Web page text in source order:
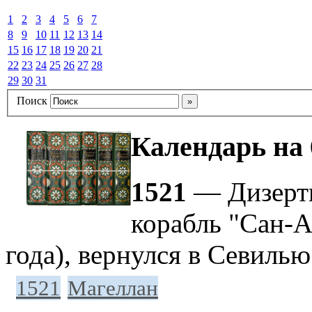
1 2 3 4 5 6
7
8
9 10 11 12 13 14
15 16 17 18 19 20 21
22 23 24 25 26 27 28
29 30 31
Поиск
Календарь на
1521 —
корабль "Сан-
года), вернулся в
1521 Магеллан